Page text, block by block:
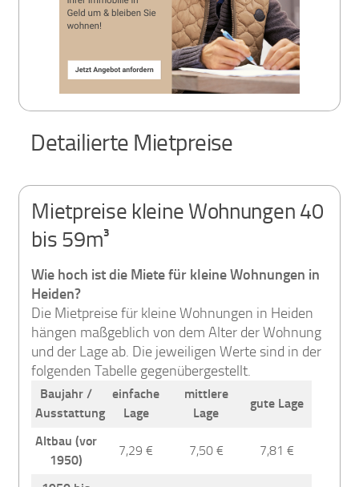
Detailierte Mietpreise
Mietpreise kleine Wohnungen 40
bis 59m³
Wie hoch ist die Miete für kleine Wohnungen in
Heiden?
Die Mietpreise für kleine Wohnungen in Heiden
hängen maßgeblich von dem Alter der Wohnung
und der Lage ab. Die jeweiligen Werte sind in der
folgenden Tabelle gegenübergestellt.
Baujahr /
Ausstattung
einfache
Lage
mittlere
Lage
gute Lage
Altbau (vor
1950)
7,29 € 7,50 € 7,81 €